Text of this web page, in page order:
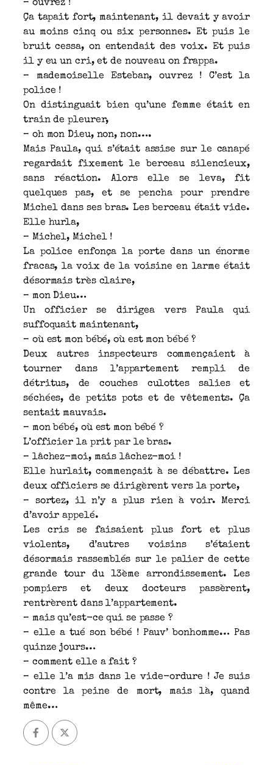
– ouvrez !
Ça tapait fort, maintenant, il devait y avoir
au moins cinq ou six personnes. Et puis le
bruit cessa, on entendait des voix. Et puis
il y eu un cri, et de nouveau on frappa.
– mademoiselle Esteban, ouvrez ! C’est la
police !
On distinguait bien qu’une femme était en
train de pleurer,
– oh mon Dieu, non, non….
Mais Paula, qui s’était assise sur le canapé
regardait fixement le berceau silencieux,
sans réaction. Alors elle se leva, fit
quelques pas, et se pencha pour prendre
Michel dans ses bras. Les berceau était vide.
Elle hurla,
– Michel, Michel !
La police enfonça la porte dans un énorme
fracas, la voix de la voisine en larme était
désormais très claire,
– mon Dieu…
Un officier se dirigea vers Paula qui
suffoquait maintenant,
– où est mon bébé, où est mon bébé ?
Deux autres inspecteurs commençaient à
tourner dans l’appartement rempli de
détritus, de couches culottes salies et
séchées, de petits pots et de vêtements. Ça
sentait mauvais.
– mon bébé, où est mon bébé ?
L’officier la prit par le bras.
– lâchez-moi, mais lâchez-moi !
Elle hurlait, commençait à se débattre. Les
deux officiers se dirigèrent vers la porte,
– sortez, il n’y a plus rien à voir. Merci
d’avoir appelé.
Les cris se faisaient plus fort et plus
violents, d’autres voisins s’étaient
désormais rassemblés sur le palier de cette
grande tour du 13ème arrondissement. Les
pompiers et deux docteurs passèrent,
rentrèrent dans l’appartement.
– mais qu’est-ce qui se passe ?
– elle a tué son bébé ! Pauv’ bonhomme… Pas
quinze jours…
– comment elle a fait ?
– elle l’a mis dans le vide-ordure ! Je suis
contre la peine de mort, mais là, quand
même…